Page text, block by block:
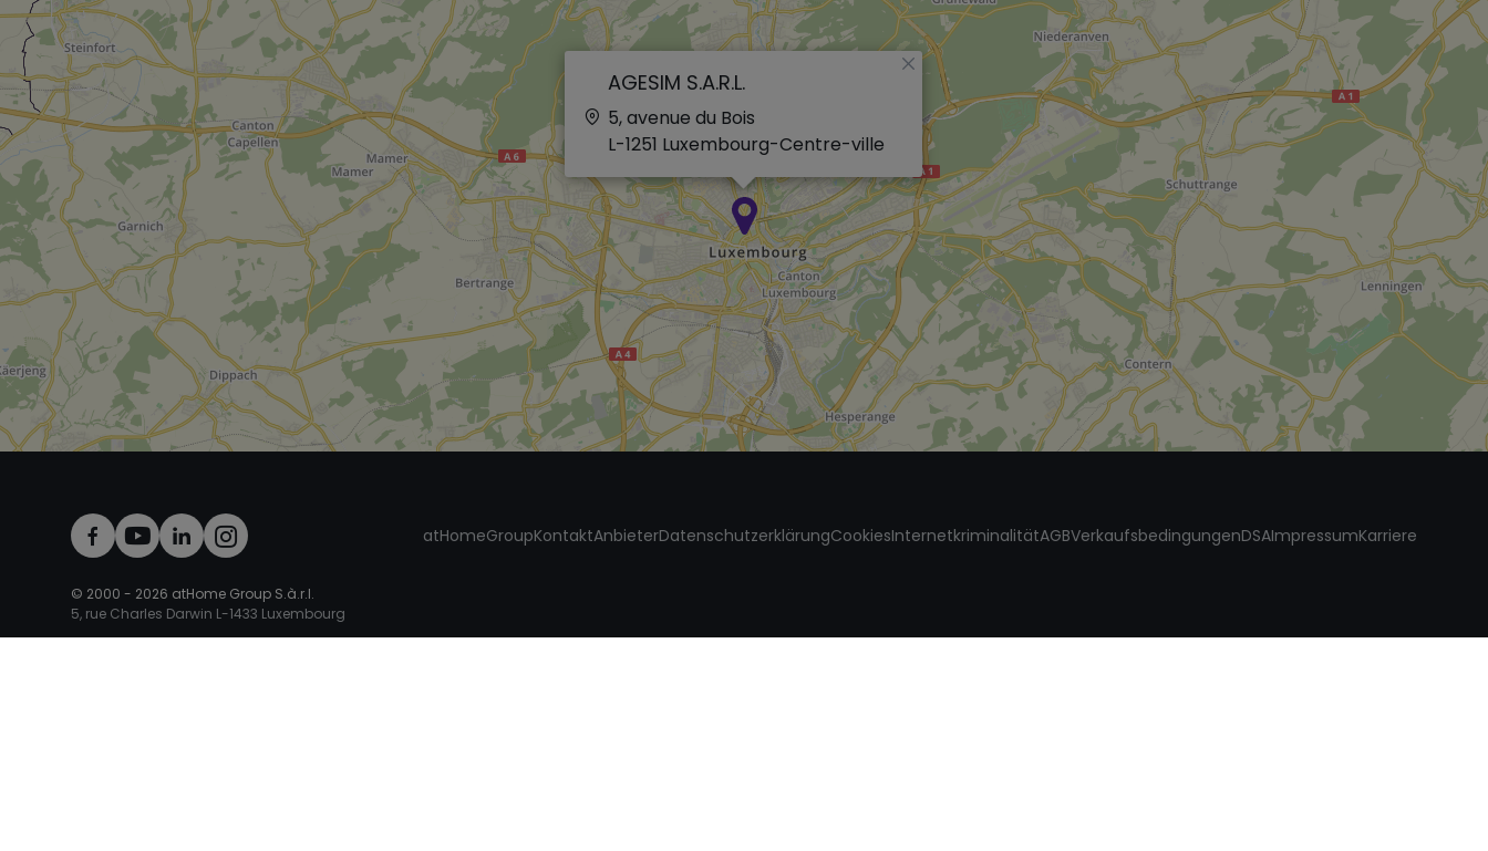
AGESIM S.A.R.L.
5, avenue du Bois
L-1251 Luxembourg-Centre-ville
×
atHomeGroupKontaktAnbieterDatenschutzerklärungCookiesInternetkriminalitätAGBVerkaufsbedingungenDSAImpressumKarriere
© 2000 - 2026 atHome Group S.à.r.l.
5, rue Charles Darwin L-1433 Luxembourg